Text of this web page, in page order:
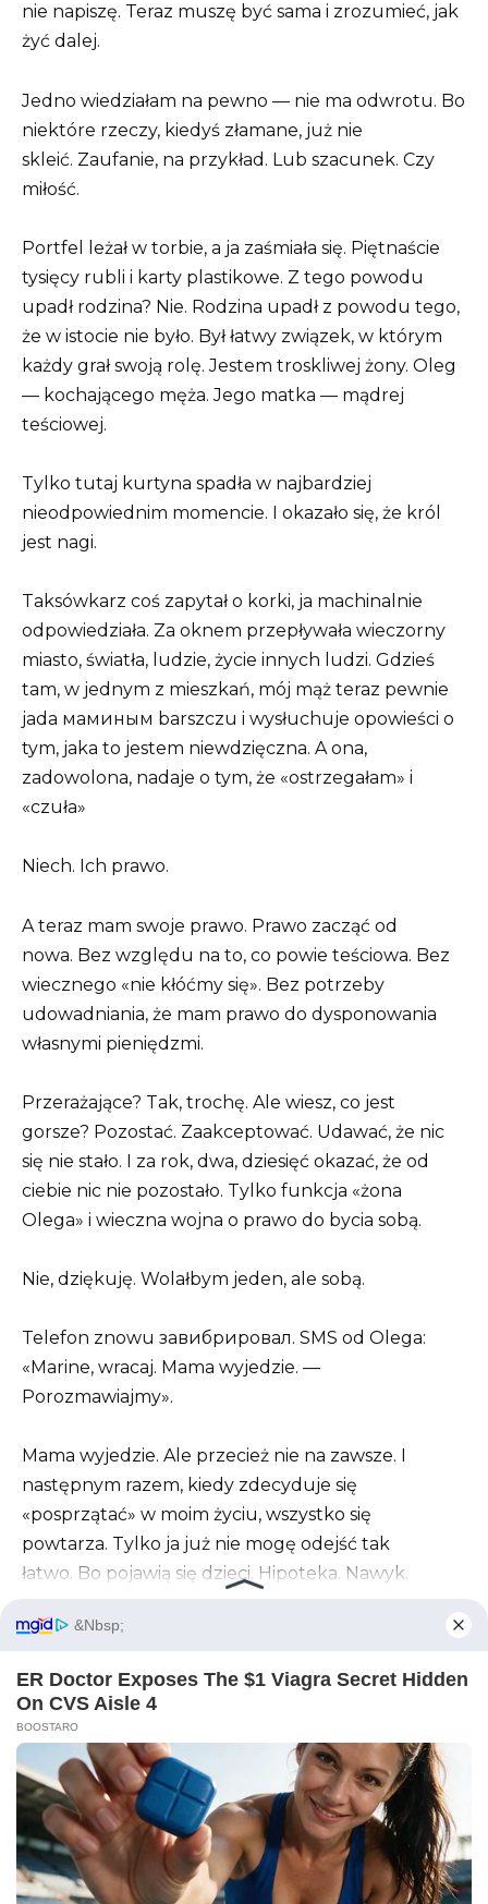
nie napiszę. Teraz muszę być sama i zrozumieć, jak
żyć dalej.
Jedno wiedziałam na pewno — nie ma odwrotu. Bo
niektóre rzeczy, kiedyś złamane, już nie
skleić. Zaufanie, na przykład. Lub szacunek. Czy
miłość.
Portfel leżał w torbie, a ja zaśmiała się. Piętnaście
tysięcy rubli i karty plastikowe. Z tego powodu
upadł rodzina? Nie. Rodzina upadł z powodu tego,
że w istocie nie było. Był łatwy związek, w którym
każdy grał swoją rolę. Jestem troskliwej żony. Oleg
— kochającego męża. Jego matka — mądrej
teściowej.
Tylko tutaj kurtyna spadła w najbardziej
nieodpowiednim momencie. I okazało się, że król
jest nagi.
Taksówkarz coś zapytał o korki, ja machinalnie
odpowiedziała. Za oknem przepływała wieczorny
miasto, światła, ludzie, życie innych ludzi. Gdzieś
tam, w jednym z mieszkań, mój mąż teraz pewnie
jada маминым barszczu i wysłuchuje opowieści o
tym, jaka to jestem niewdzięczna. A ona,
zadowolona, nadaje o tym, że «ostrzegałam» i
«czuła»
Niech. Ich prawo.
A teraz mam swoje prawo. Prawo zacząć od
nowa. Bez względu na to, co powie teściowa. Bez
wiecznego «nie kłóćmy się». Bez potrzeby
udowadniania, że mam prawo do dysponowania
własnymi pieniędzmi.
Przerażające? Tak, trochę. Ale wiesz, co jest
gorsze? Pozostać. Zaakceptować. Udawać, że nic
się nie stało. I za rok, dwa, dziesięć okazać, że od
ciebie nic nie pozostało. Tylko funkcja «żona
Olega» i wieczna wojna o prawo do bycia sobą.
Nie, dziękuję. Wolałbym jeden, ale sobą.
Telefon znowu завибрировал. SMS od Olega:
«Marine, wracaj. Mama wyjedzie. —
Porozmawiajmy».
Mama wyjedzie. Ale przecież nie na zawsze. I
następnym razem, kiedy zdecyduje się
«posprzątać» w moim życiu, wszystko się
powtarza. Tylko ja już nie mogę odejść tak
łatwo. Bo pojawią się dzieci. Hipoteka. Nawyk.
Skasowałam wiadomość.
— Jesteśmy na miejscu — powiedział
taksówkarz. — Hotel «Centralny». Wystarczy?
— Zadowolony — odpowiedziałam mu,
расплачиваясь.
Wyszłam z samochodu z jedną torbą i dziwnym
uczuciem lekkości. Jakby zrzuciła obcisłe buty po